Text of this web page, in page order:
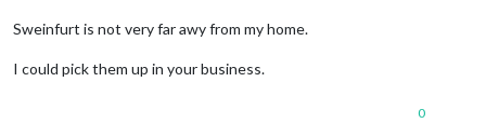
Sweinfurt is not very far awy from my home.
I could pick them up in your business.
0